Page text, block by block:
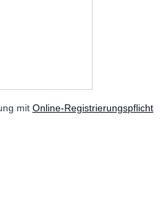
mit Online-Registrierungspflicht